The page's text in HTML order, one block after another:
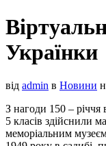
Українки
від admin в Новини
З нагоди 150 – річчя
5 класів здійснили
меморіальним